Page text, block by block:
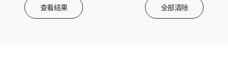
查看结果 全部清除